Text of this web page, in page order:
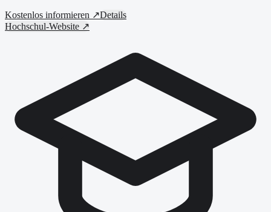
Kostenlos informieren ↗Details
Hochschul-Website ↗